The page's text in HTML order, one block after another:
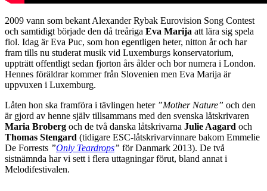
2009 vann som bekant Alexander Rybak Eurovision Song Contest
och samtidigt började den då treåriga Eva Marija att lära sig spela
fiol. Idag är Eva Puc, som hon egentligen heter, nitton år och har
fram tills nu studerat musik vid Luxemburgs konservatorium,
uppträtt offentligt sedan fjorton års ålder och bor numera i London.
Hennes föräldrar kommer från Slovenien men Eva Marija är
uppvuxen i Luxemburg.
Låten hon ska framföra i tävlingen heter ”Mother Nature” och den
är gjord av henne själv tillsammans med den svenska låtskrivaren
Maria Broberg och de två danska låtskrivarna Julie Aagard och
Thomas Stengard (tidigare ESC-låtskrivarvinnare bakom Emmelie
De Forrests ”Only Teardrops” för Danmark 2013). De två
sistnämnda har vi sett i flera uttagningar förut, bland annat i
Melodifestivalen.